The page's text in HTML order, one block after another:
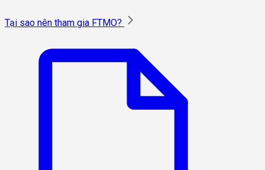
Tại sao nên tham gia FTMO?